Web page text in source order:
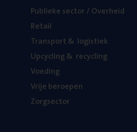
Publie­ke sec­tor / Overheid
Retail
Trans­port& logistiek
Upcy­cling& recycling
Voe­ding
Vrije beroe­pen
Zorg­sec­tor